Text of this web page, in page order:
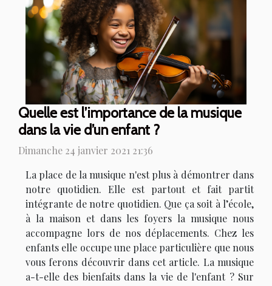
Quelle est l’importance de la musique
dans la vie d’un enfant ?
Dimanche 24 janvier 2021 21:36
La place de la musique n'est plus à démontrer dans
notre quotidien. Elle est partout et fait partit
intégrante de notre quotidien. Que ça soit à l’école,
à la maison et dans les foyers la musique nous
accompagne lors de nos déplacements. Chez les
enfants elle occupe une place particulière que nous
vous ferons découvrir dans cet article. La musique
a-t-elle des bienfaits dans la vie de l'enfant ? Sur